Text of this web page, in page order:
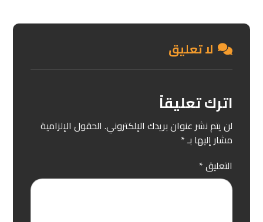
لا تعليق
اترك تعليقاً
لن يتم نشر عنوان بريدك الإلكتروني. الحقول الإلزامية
مشار إليها بـ*
التعليق*